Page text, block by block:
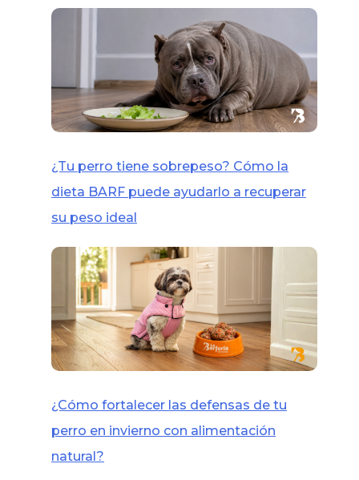
¿Tu perro tiene sobrepeso? Cómo la
dieta BARF puede ayudarlo a recuperar
su peso ideal
¿Cómo fortalecer las defensas de tu
perro en invierno con alimentación
natural?